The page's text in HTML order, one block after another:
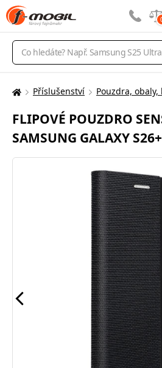
Vyhledávání
Zde
nacházíte:
Příslušenství Pouzdra, obaly,
FLIPOVÉ POUZDRO
SAMSUNG GALAXY